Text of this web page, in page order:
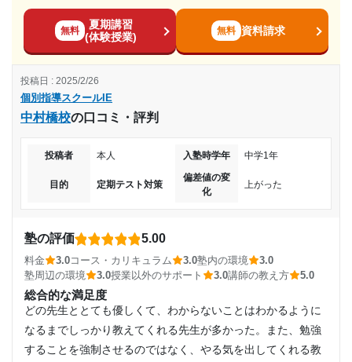
わかりやすい教え方で勉強に対する意欲アップにも繋が
っていました。
第一志望校：
通塾期間
2022年6月〜2023年3月(10ヶ月)
入塾時の学年
高校3年
受講コース
通塾頻度
週1日
1日あたりの授業時間
1時間～2時間未満
めちゃめちゃ高いって言う訳ではないです、色んな塾と比較
しても相場からして妥当なお値段なのではないかと思ってお
ります。
色んなコースがありましたが、自分は2教科だったので週2に
してもらいその1日は1科目残りの日は残りの1科目でした
講師の教え方
わずとてもいきずまっていました、ですがそのことを塾長に
相談したところ担当者を変えてくださったので解消され、教
え方もわかりやすく、話も噛み合うのでとても良かったです
入室したら、左側には自習室があり静かなため、試験勉強や
受験勉強の際にはよく活用していました。とても集中できる
スペースでした
塾周辺の環境
東京都中野区の中野駅から5分程度歩いたら着くのでとてもい
いところにあると思います、たまにバスが通るので少しうる
さいかもです
無料
夏期講習
(体験授業)
無料 資料請求
個別指導スクールIE
中村橋校の口コミ・評判
投稿日 : 2025/2/26
投稿者 本人 入塾時学年 中学1年
目的 定期テスト対策
偏差値の変
化
上がった
塾の評価 5.00
料金 3.0コース・カリキュラム 3.0塾内の環境
3.0
塾周辺の環境
3.0授業以外のサポート 3.0講師の教え方 5.0
総合的な満足度
どの先生ととても優しくて、わからないことはわかるように
なるまでしっかり教えてくれる先生が多かった。また、勉強
することを強制させるのではなく、やる気を出してくれる教